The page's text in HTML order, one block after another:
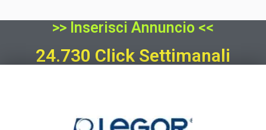
>> Inserisci Annuncio <<
24.730 Click Settimanali